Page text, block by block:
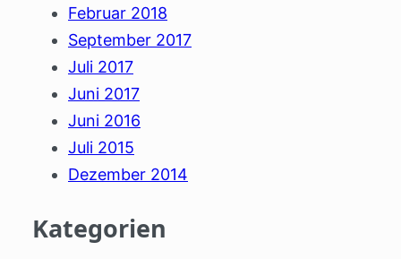
Februar 2018
September 2017
Juli 2017
Juni 2017
Juni 2016
Juli 2015
Dezember 2014
Kategorien